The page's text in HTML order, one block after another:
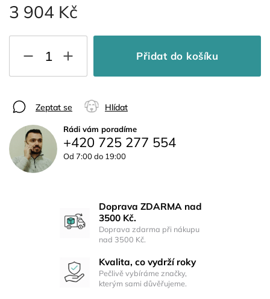
3 904 Kč
Přidat do košíku
Zeptat se Hlídat
Rádi vám poradíme
+420 725 277 554
Od 7:00 do 19:00
Doprava ZDARMA nad
3500 Kč.
Doprava zdarma při nákupu
nad 3500 Kč.
Kvalita, co vydrží roky
Pečlivě vybíráme značky,
kterým sami důvěřujeme.